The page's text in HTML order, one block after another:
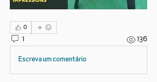
0
1 136
Escreva um comentário